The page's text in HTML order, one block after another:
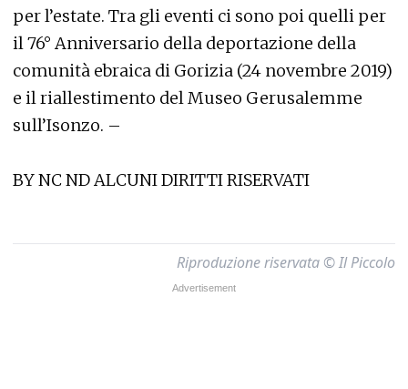
per l’estate. Tra gli eventi ci sono poi quelli per
il 76° Anniversario della deportazione della
comunità ebraica di Gorizia (24 novembre 2019)
e il riallestimento del Museo Gerusalemme
sull’Isonzo. –
BY NC ND ALCUNI DIRITTI RISERVATI
Riproduzione riservata © Il Piccolo